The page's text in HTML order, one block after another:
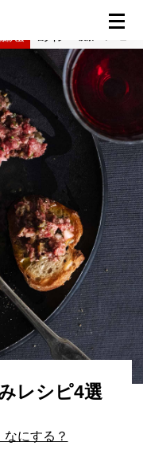
レシピ4選
にする？